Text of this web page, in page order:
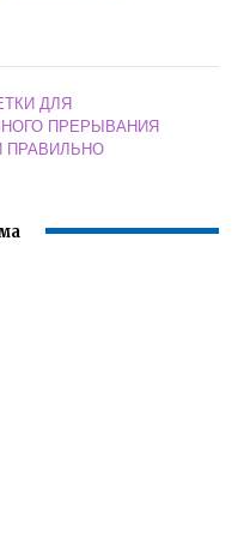
ДЛЯ
ПРЕРЫВАНИЯ
ПРАВИЛЬНО